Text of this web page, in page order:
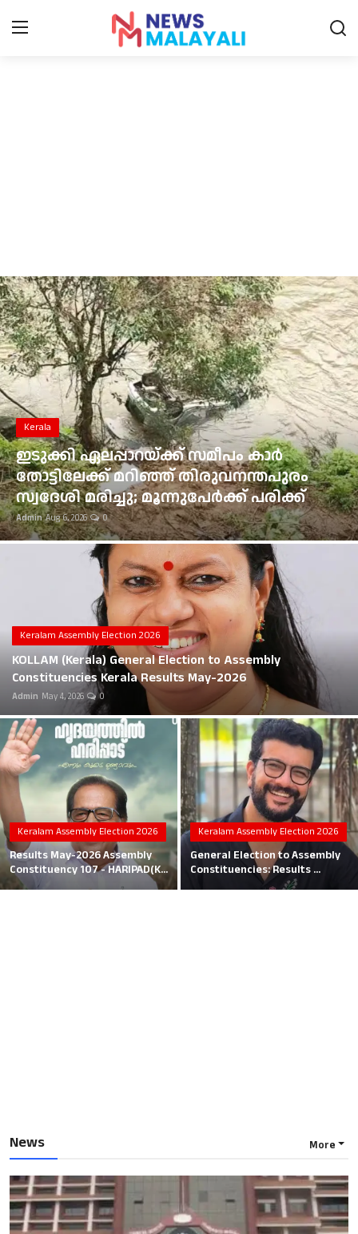
Entertainment
Sports
Food
Gulf News
Loksabha Election 2024
Technology
Health
Jobs Mall
Career
Education
Business
Local News
Earn Money
Tutorials
Malayalam
Kerala
ഇടുക്കി ഏലപ്പാറയ്ക്ക് സമീപം കാർ
തോട്ടിലേക്ക് മറിഞ്ഞ് തിരുവനന്തപുരം
സ്വദേശി മരിച്ചു; മൂന്നുപേർക്ക് പരിക്ക്
Admin Aug 6, 2026 0
Keralam Assembly Election 2026
KOLLAM (Kerala) General Election to Assembly
Constituencies Kerala Results May-2026
Admin May 4, 2026 0
Keralam Assembly Election 2026
Results May-2026 Assembly
Constituency 107 - HARIPAD(K...
Keralam Assembly Election 2026
General Election to Assembly
Constituencies: Results ...
News More